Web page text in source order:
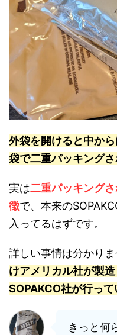
外袋を開けると中か
袋で二重パッキング
実は二重パッキング
徴で、本来の
入ってるはずです。
詳しい事情は分かりま
けアメリカル社が製
SOPAKCO社が行って
きっと何